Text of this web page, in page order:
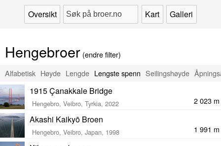
Oversikt Kart Galleri
Hengebroer (endre filter)
Alfabetisk Høyde Lengde Lengste spenn Seilingshøyde
1915 Çanakkale Bridge
Hengebro, Veibro, Tyrkia, 2022 2 023 m
Akashi Kaikyō Broen
Hengebro, Veibro, Japan, 1998 1 991 m